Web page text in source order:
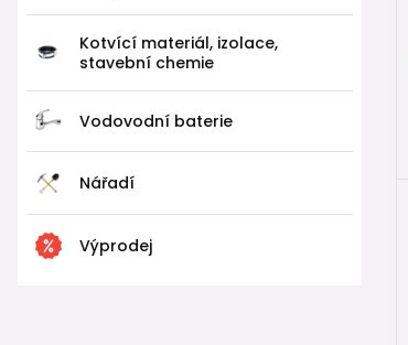
Kotvící materiál, izolace,
stavební chemie
Vodovodní baterie
Nářadí
Výprodej